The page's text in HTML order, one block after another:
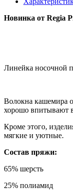
Новинка от Regia
Линейка носочной
Волокна кашемира
хорошо впитывают
Кроме этого,
мягкие и уютные.
Состав пряжи:
65% шерсть
25% полиамид